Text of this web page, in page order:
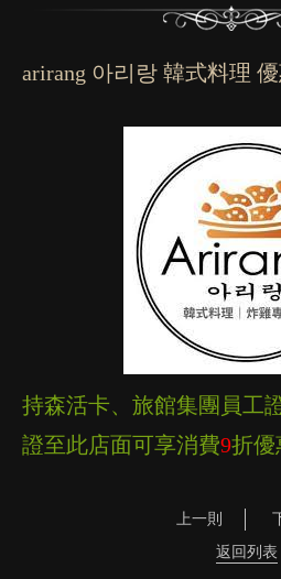
arirang 아리랑 韓式料理
持森活卡、旅館集團員工
證至此店面可享消費9折優
上一則
返回列表